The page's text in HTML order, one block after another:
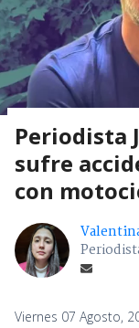
Periodista
sufre
con
Viernes 07 Agosto,